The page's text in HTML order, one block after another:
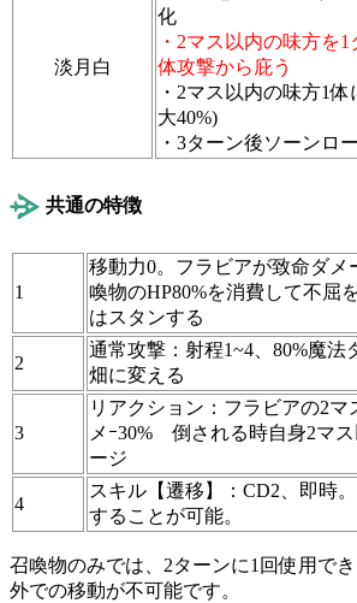
淡月白
化
・2マス以内の味方を
体攻撃から庇う
・2マス以内の味方1
大40%)
・3ターン後ソーンロ
共通の特徴
1
移動力0。フラビアが致命ダメ
喚物のHP80%を消費して不屈
はスタンする
2
通常攻撃：射程1~4、80%魔法
畑に変える
3
リアクション：フラビアの2
メｰ30% 倒される時自身2マス
ージ
4
スキル【遷移】：CD2、即時
することが可能。
召喚物のみでは、2ターンに1回使用で
外での移動が不可能です。